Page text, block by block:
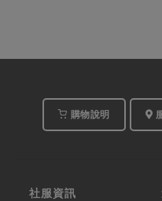
購物說明
社服資訊